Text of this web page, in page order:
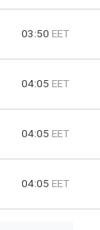
03:50 EET
04:05 EET
04:05 EET
04:05 EET